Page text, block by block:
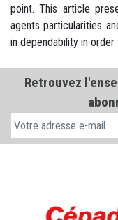
point. This article
agents particularities
in dependability in
Retrouvez